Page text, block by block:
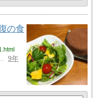
の食
9年